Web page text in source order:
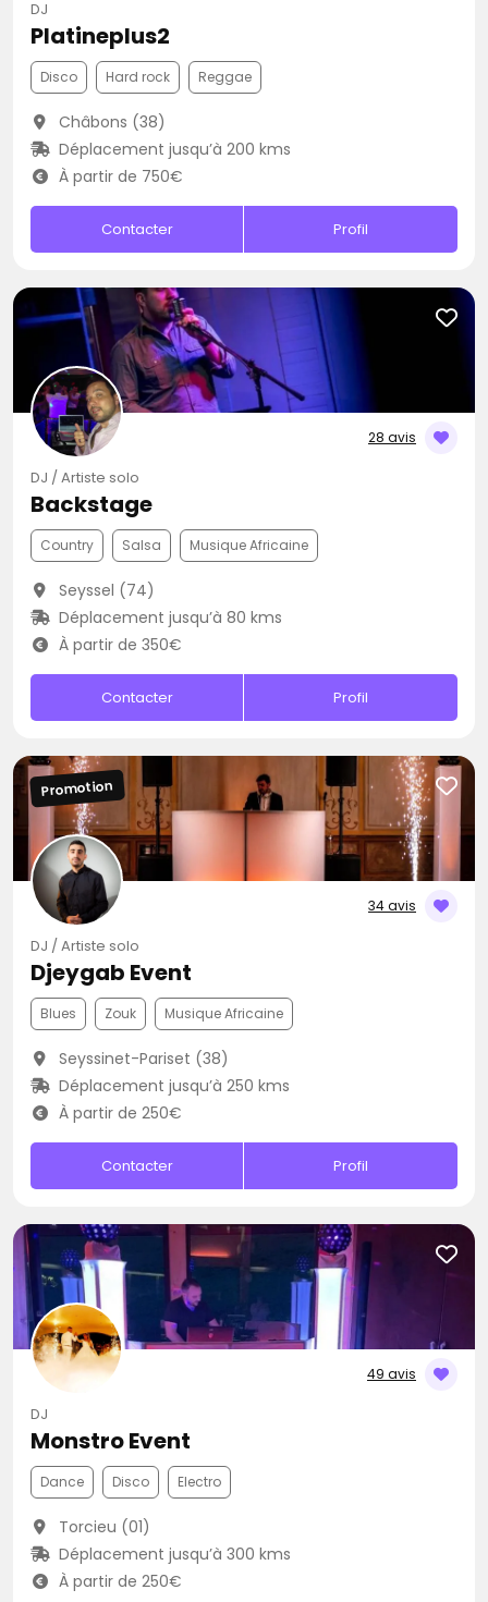
DJ
Platineplus2
Disco Hard rock Reggae
Châbons (38)
Déplacement jusqu’à 200 kms
À partir de 750€
Contacter Profil
28 avis
DJ / Artiste solo
Backstage
Country Salsa Musique Africaine
Seyssel (74)
Déplacement jusqu’à 80 kms
À partir de 350€
Contacter Profil
34 avis
Promotion
DJ / Artiste solo
Djeygab Event
Blues Zouk Musique Africaine
Seyssinet-Pariset (38)
Déplacement jusqu’à 250 kms
À partir de 250€
Contacter Profil
49 avis
DJ
Monstro Event
Dance Disco Electro
Torcieu (01)
Déplacement jusqu’à 300 kms
À partir de 250€